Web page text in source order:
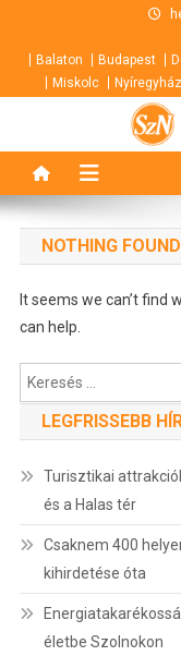
contentBalaton Budapest
Miskolc
NOTHING FOUND
It seems we can’t find
can help.
Keresés:
LEGFRISSEBB
Turisztikai
és a Halas tér
Csaknem 400
kihirdetése óta
életbe Szolnokon